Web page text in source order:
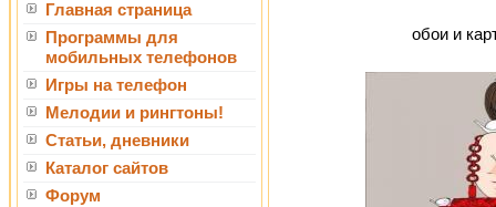
Главная страница
Программы для
мобильных телефонов
Игры на телефон
Мелодии и рингтоны!
Статьи, дневники
Каталог сайтов
Форум
обои и